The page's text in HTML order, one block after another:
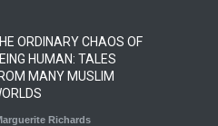
ORDINARY CHAOS OF
HUMAN: TALES
MANY MUSLIM
Richards